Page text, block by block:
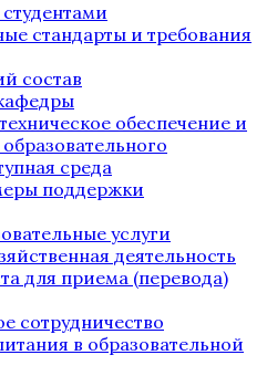
стандарты и требования
состав
обеспечение и
среда
поддержки
услуги
деятельность
для приема (перевода)
сотрудничество
в образовательной